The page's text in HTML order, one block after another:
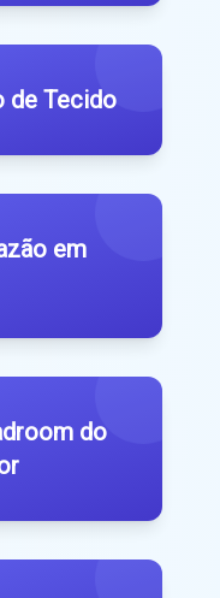
de Tecido
em
do